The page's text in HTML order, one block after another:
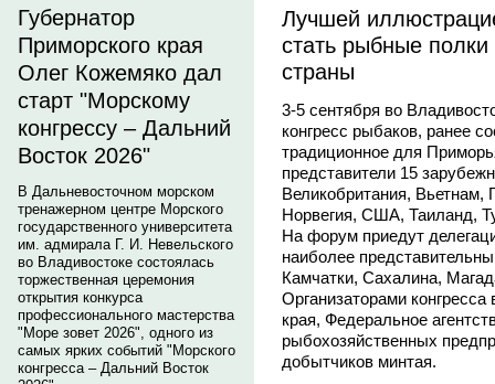
Губернатор
Приморского края
Олег Кожемяко дал
старт "Морскому
конгрессу – Дальний
Восток 2026"
В Дальневосточном морском
тренажерном центре Морского
государственного университета
им. адмирала Г. И. Невельского
во Владивостоке состоялась
торжественная церемония
открытия конкурса
профессионального мастерства
"Море зовет 2026", одного из
самых ярких событий "Морского
конгресса – Дальний Восток
Лучшей
стать рыбные полки
страны
3-5 сентября во
конгресс рыбаков, ранее
традиционное для
представители 15
Великобритания,
Норвегия, США, Таиланд,
На форум приедут
наиболее
Камчатки, Сахалина,
Организаторами
края, Федеральное
рыбохозяйственных
добытчиков минтая.